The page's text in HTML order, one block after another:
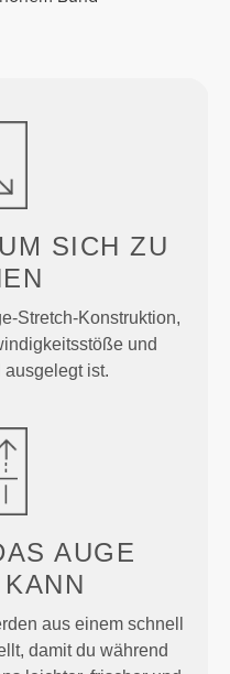
SICH ZU
Stretch-Konstruktion,
und
ist.
AUGE
aus einem schnell
damit du während